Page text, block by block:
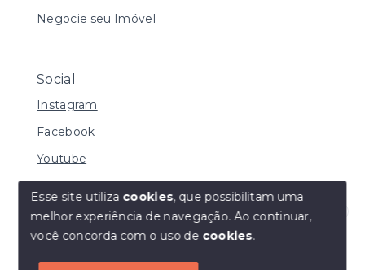
Olá! Estamos disponíveis para te ajudar.
Negocie seu Imóvel
Social
Instagram
Facebook
Youtube
© Copyright 2026 - I URBE CONSULTORIA
IMOBILIÁRIA | CRECI 33.934 J - Todos os direitos
Esse site utiliza cookies, que possibilitam uma
melhor experiência de navegação.Ao continuar,
você concorda com o uso de cookies.